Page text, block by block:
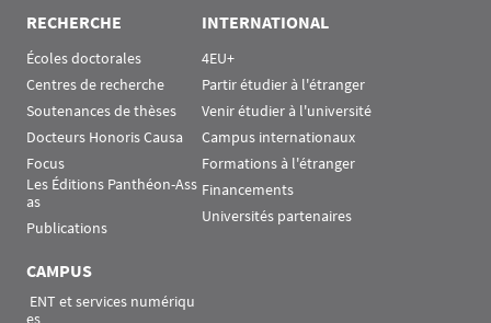
RECHERCHE
Écoles doctorales
Centres de recherche
Soutenances de thèses
Docteurs Honoris Causa
Focus
Les Éditions Panthéon-Ass
as
Publications
INTERNATIONAL
4EU+
Partir étudier à l'étranger
Venir étudier à l'université
Campus internationaux
Formations à l'étranger
Financements
Universités partenaires
CAMPUS
es